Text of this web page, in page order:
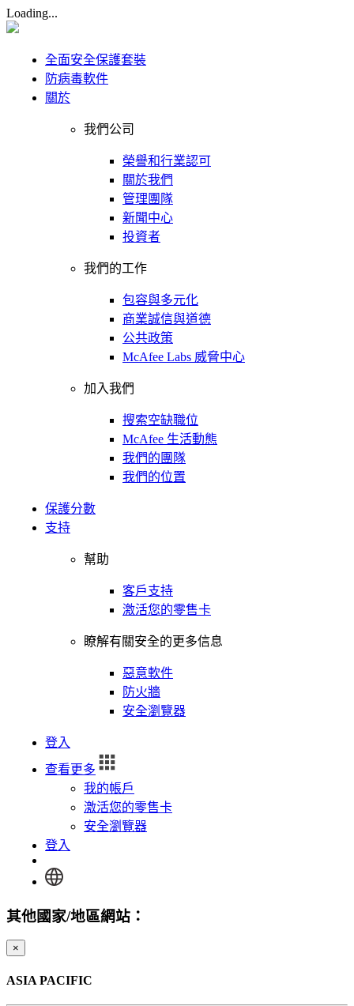
Loading...
全面安全保護套裝
防病毒軟件
關於
我們公司
榮譽和行業認可
關於我們
管理團隊
新聞中心
投資者
我們的工作
包容與多元化
商業誠信與道德
公共政策
McAfee Labs 威脅中心
加入我們
搜索空缺職位
McAfee 生活動態
我們的團隊
我們的位置
保護分數
支持
幫助
客戶支持
激活您的零售卡
瞭解有關安全的更多信息
惡意軟件
防火牆
安全瀏覽器
登入
查看更多
我的帳戶
激活您的零售卡
安全瀏覽器
登入
其他國家/地區網站：
×
ASIA PACIFIC